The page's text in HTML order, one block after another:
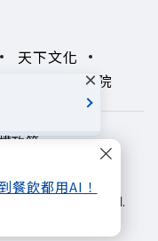
餐飲都用AI！
天下文化
領導影響力學院
政策
rights reserved.
×